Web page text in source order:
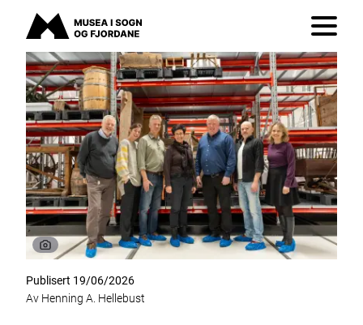
Musea i Sogn og Fjordane
Vis/skjul
Publisert 19/06/2026
Av Henning A. Hellebust